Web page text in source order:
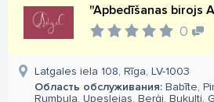
"Apbedīšanas birojs
0
Latgales iela 108, Rīga, LV-1003
Область обслуживания: Babīte,
Rumbula, Upeslejas, Berģi, Bukulti,